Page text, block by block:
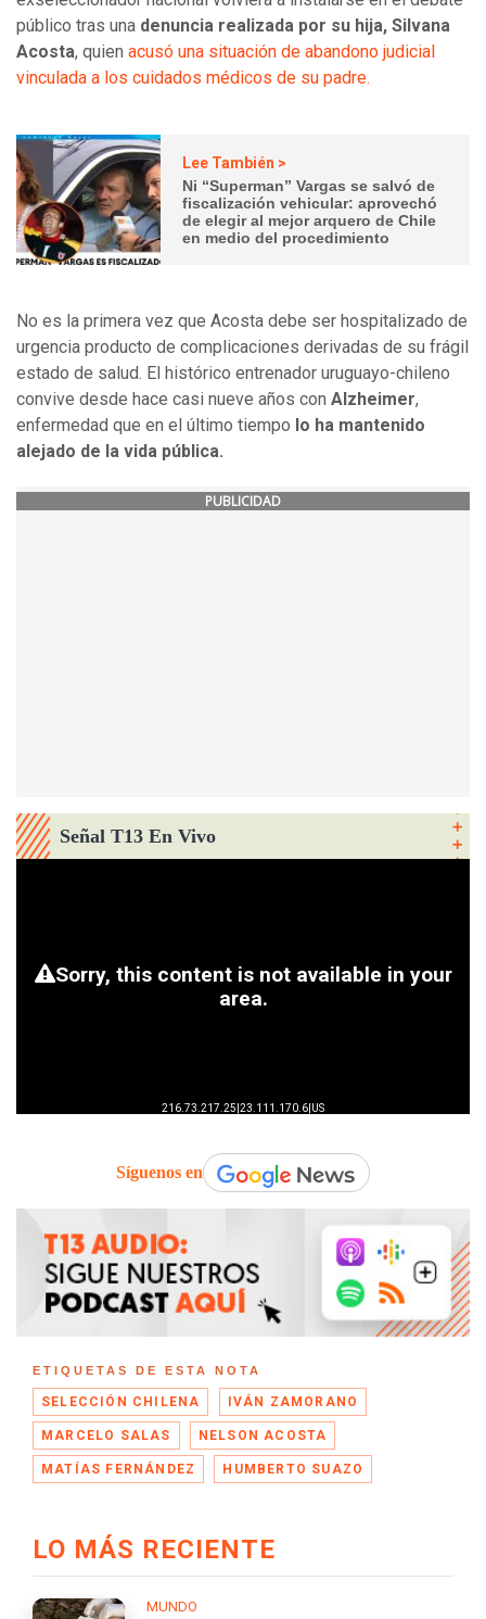
público tras una denuncia realizada por su hija, Silvana
Acosta, quien acusó una situación de abandono judicial
vinculada a los cuidados médicos de su padre.
Lee También >
Ni “Superman” Vargas se salvó de
fiscalización vehicular: aprovechó
de elegir al mejor arquero de Chile
en medio del procedimiento
No es la primera vez que Acosta debe ser hospitalizado de
urgencia producto de complicaciones derivadas de su frágil
estado de salud. El histórico entrenador uruguayo-chileno
convive desde hace casi nueve años con Alzheimer,
enfermedad que en el último tiempo lo ha mantenido
alejado de la vida pública.
PUBLICIDAD
Señal T13 En Vivo
Síguenos en
ETIQUETAS DE ESTA NOTA
SELECCIÓN CHILENA IVÁN ZAMORANO
MARCELO SALAS NELSON ACOSTA
MATÍAS FERNÁNDEZ HUMBERTO SUAZO
LO MÁS RECIENTE
MUNDO